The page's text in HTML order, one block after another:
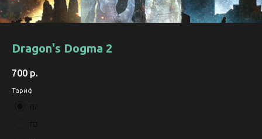
Dragon's Dogma 2
700 р.
Тариф
П2
П3